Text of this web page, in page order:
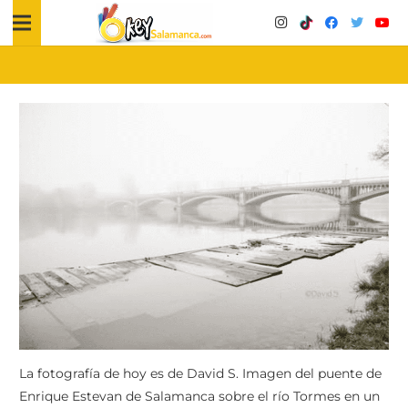
La fotografía de hoy es de David S. Imagen del puente de
Enrique Estevan de Salamanca sobre el río Tormes en un